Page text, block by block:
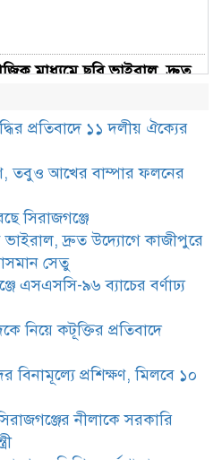
মাধ্যমে ছবি ভাইরাল, দ্রুত
বর্ণাঢ্য বন্ধু উৎসব
হাসান মাহমুদকে নিয়ে
প্রতিবাদে সিরাজগঞ্জে বিক্ষোভ
প্রতিবন্ধীদের বিনামূল্যে
মিলবে ১০ হাজার টাকা
স্নাতকোত্তর, সিরাজগঞ্জের
সরকারি চাকরি দিলেন
প্রতিবাদে ১১ দলীয় ঐক্যের
তবুও আখের বাম্পার ফলনের
সিরাজগঞ্জে
ভাইরাল, দ্রুত উদ্যোগে কাজীপুরে
সেতু
এসএসসি-৯৬ ব্যাচের বর্ণাঢ্য
নিয়ে কটূক্তির প্রতিবাদে
বিনামূল্যে প্রশিক্ষণ, মিলবে ১০
নীলাকে সরকারি